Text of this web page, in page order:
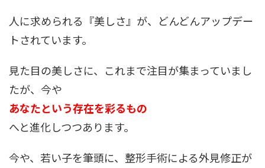
人に求められる『美しさ』が、どんどんアップデー
トされています。
見た目の美しさに、これまで注目が集まっていまし
たが、今や
あなたという存在を彩るもの
へと進化しつつあります。
今や、若い子を筆頭に、整形手術による外見修正が